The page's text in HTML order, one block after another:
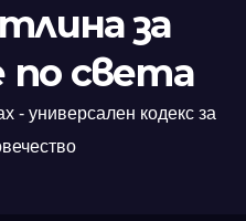
за
света
- универсален кодекс за